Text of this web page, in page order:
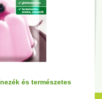
és természetes